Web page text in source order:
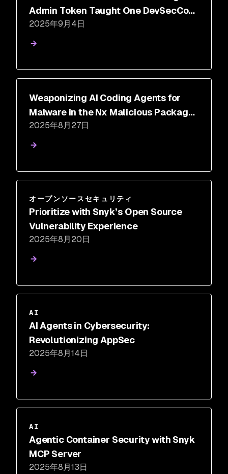
Admin Token Taught One DevSecCon
Speaker About AI Security
2025年9月4日
Weaponizing AI Coding Agents for
Malware in the Nx Malicious Package
Security Incident
2025年8月27日
オープンソースセキュリティ
Prioritize with Snyk’s Open Source
Vulnerability Experience
2025年8月20日
AI
AI Agents in Cybersecurity:
Revolutionizing AppSec
2025年8月14日
AI
Agentic Container Security with Snyk
MCP Server
2025年8月13日